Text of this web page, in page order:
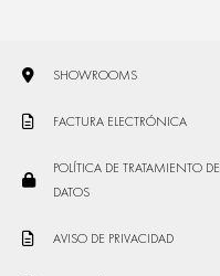
SHOWROOMS
FACTURA ELECTRÓNICA
POLÍTICA DE TRATAMIENTO DE
DATOS
AVISO DE PRIVACIDAD